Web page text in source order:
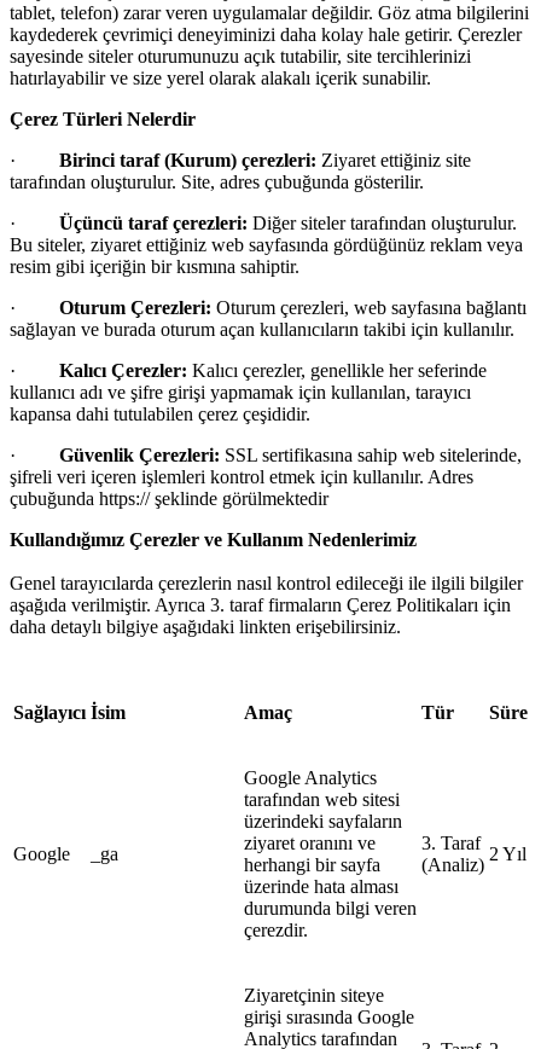
tablet, telefon) zarar veren uygulamalar değildir. Göz atma bilgilerini
kaydederek çevrimiçi deneyiminizi daha kolay hale getirir. Çerezler
sayesinde siteler oturumunuzu açık tutabilir, site tercihlerinizi
hatırlayabilir ve size yerel olarak alakalı içerik sunabilir.
Çerez Türleri Nelerdir
·
Birinci taraf (Kurum) çerezleri: Ziyaret ettiğiniz site
tarafından oluşturulur. Site, adres çubuğunda gösterilir.
·
Üçüncü taraf çerezleri: Diğer siteler tarafından oluşturulur.
Bu siteler, ziyaret ettiğiniz web sayfasında gördüğünüz reklam veya
resim gibi içeriğin bir kısmına sahiptir.
·
Oturum Çerezleri: Oturum çerezleri, web sayfasına bağlantı
sağlayan ve burada oturum açan kullanıcıların takibi için kullanılır.
·
Kalıcı Çerezler: Kalıcı çerezler, genellikle her seferinde
kullanıcı adı ve şifre girişi yapmamak için kullanılan, tarayıcı
kapansa dahi tutulabilen çerez çeşididir.
·
Güvenlik Çerezleri: SSL sertifikasına sahip web sitelerinde,
şifreli veri içeren işlemleri kontrol etmek için kullanılır. Adres
çubuğunda https:// şeklinde görülmektedir
Kullandığımız Çerezler ve Kullanım Nedenlerimiz
Genel tarayıcılarda çerezlerin nasıl kontrol edileceği ile ilgili bilgiler
aşağıda verilmiştir. Ayrıca 3. taraf firmaların Çerez Politikaları için
daha detaylı bilgiye aşağıdaki linkten erişebilirsiniz.
Sağlayıcı İsim Amaç Tür Süre
Google _ga
Google Analytics
tarafından web sitesi
üzerindeki sayfaların
ziyaret oranını ve
herhangi bir sayfa
üzerinde hata alması
durumunda bilgi veren
çerezdir.
3. Taraf
(Analiz)
2 Yıl
Ziyaretçinin siteye
girişi sırasında Google
Analytics tarafından